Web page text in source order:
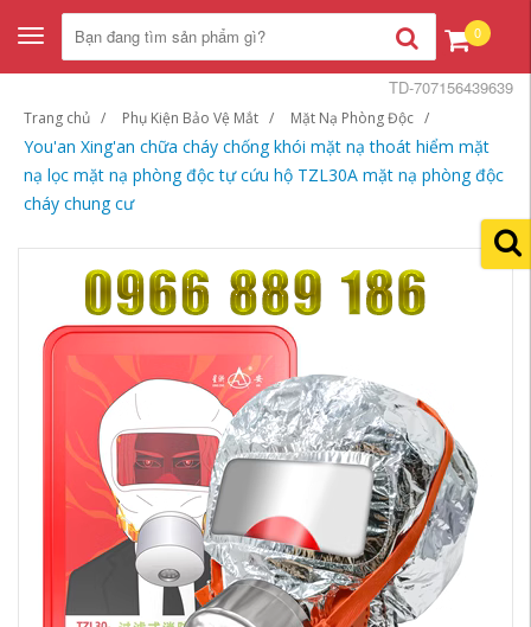
Toggle
navigation
0
Trang chủ Phụ Kiện Bảo Vệ Mắt Mặt Nạ Phòng Độc
You'an Xing'an chữa cháy chống khói mặt nạ thoát hiểm mặt
nạ lọc mặt nạ phòng độc tự cứu hộ TZL30A mặt nạ phòng độc
cháy chung cư
TD-707156439639